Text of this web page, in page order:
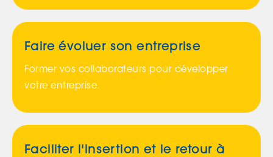
Faire évoluer son entreprise
Former vos collaborateurs pour développer
votre entreprise.
Faciliter l'insertion et le retour à